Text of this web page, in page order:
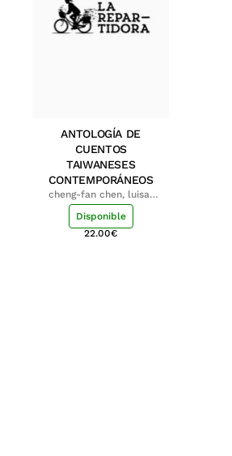
ANTOLOGÍA DE
CUENTOS
TAIWANESES
CONTEMPORÁNEOS
cheng-fan chen, luisa;
shu-ying chang, luisa
Disponible
22.00€